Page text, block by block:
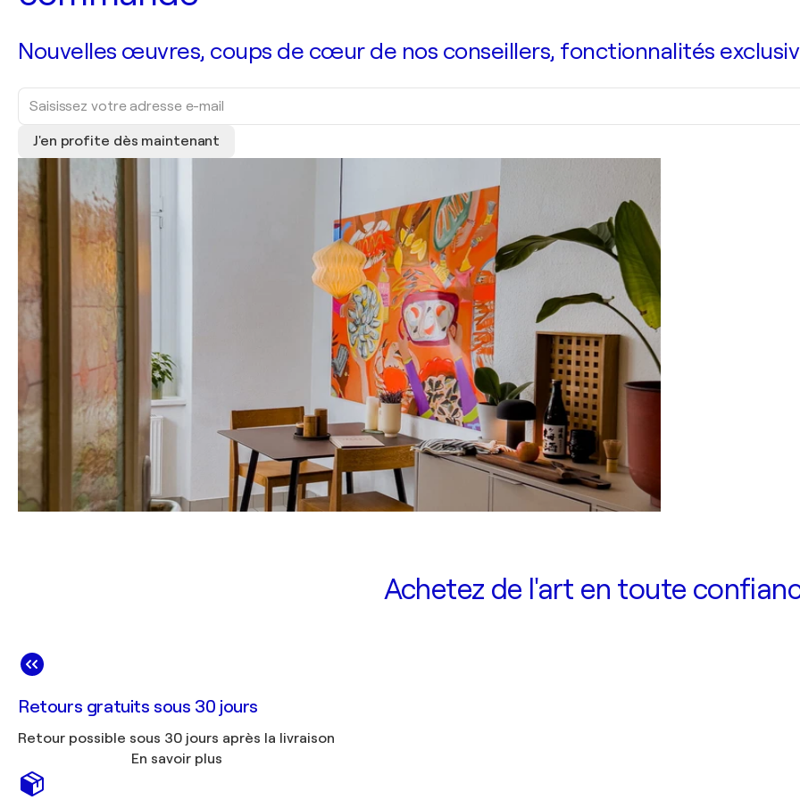
Nouvelles œuvres, coups de cœur de nos conseillers, fonctionnalités
J'en profite dès maintenant
Achetez de l'art en toute
Retours gratuits sous 30 jours
Retour possible sous 30 jours après la livraison
En savoir plus